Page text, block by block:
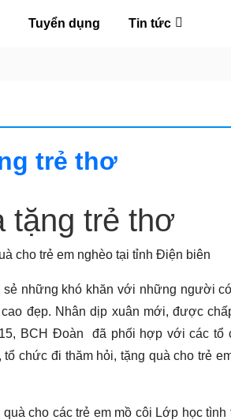
Tuyển dụng Tin tức
trẻ thơ
tặng trẻ thơ
cho trẻ em nghèo tại tỉnh Điện biên
những khó khăn với những người
đẹp. Nhân dịp xuân mới, được
BCH Đoàn đã phối hợp với các tổ
chức đi thăm hỏi, tặng quà cho trẻ
cho các trẻ em mồ côi Lớp học